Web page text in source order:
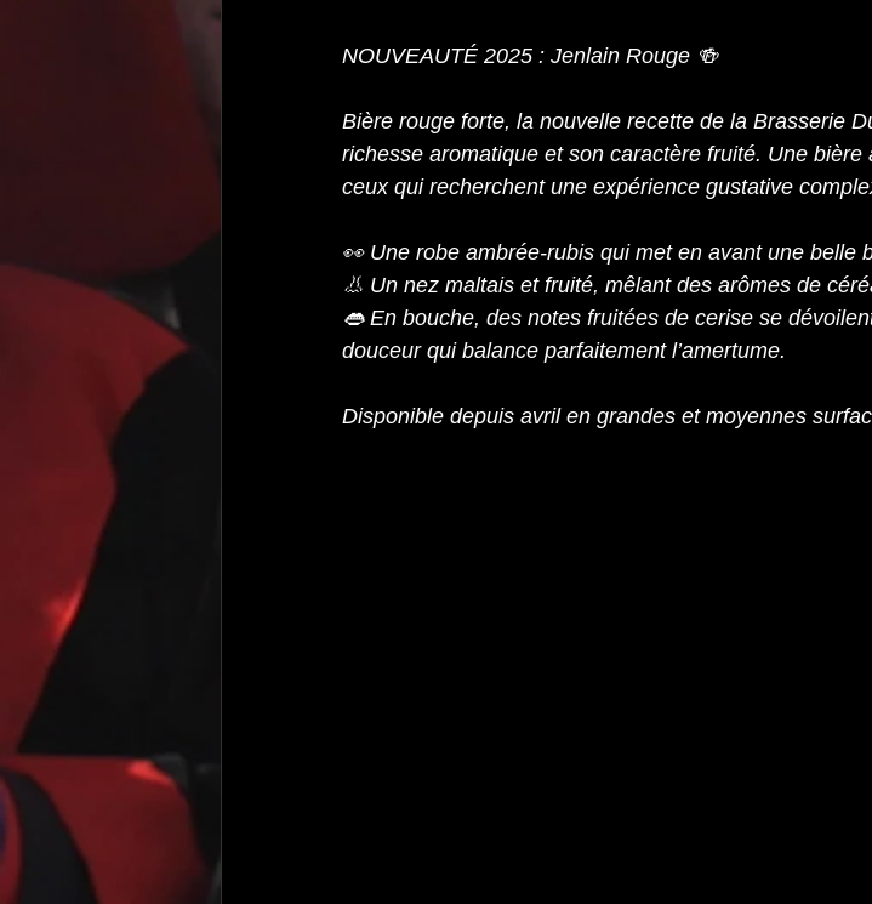
NOUVEAUTÉ 2025 : Jenlain Rouge 🍻
Bière rouge forte, la nouvelle recette de la Brasserie
richesse aromatique et son caractère fruité. Une
ceux qui recherchent une expérience gustative
👀 Une robe ambrée-rubis qui met en avant une belle
👃 Un nez maltais et fruité, mêlant des arômes de
👄 En bouche, des notes fruitées de cerise se
douceur qui balance parfaitement l’amertume.
Disponible depuis avril en grandes et moyennes